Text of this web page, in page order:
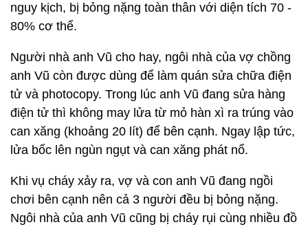
nguy kịch, bị bỏng nặng toàn thân với diện tích 70 -
80% cơ thể.
Người nhà anh Vũ cho hay, ngôi nhà của vợ chồng
anh Vũ còn được dùng để làm quán sửa chữa điện
tử và photocopy. Trong lúc anh Vũ đang sửa hàng
điện tử thì không may lửa từ mỏ hàn xì ra trúng vào
can xăng (khoảng 20 lít) để bên cạnh. Ngay lập tức,
lửa bốc lên ngùn ngụt và can xăng phát nổ.
Khi vụ cháy xảy ra, vợ và con anh Vũ đang ngồi
chơi bên cạnh nên cả 3 người đều bị bỏng nặng.
Ngôi nhà của anh Vũ cũng bị cháy rụi cùng nhiều đồ